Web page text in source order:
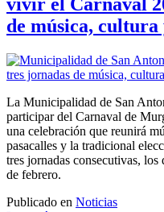
vivir el Carnaval
de música,
La Municipalidad de San
participar del Carnaval de
una celebración que reunirá
pasacalles y la tradicional
tres jornadas consecutivas,
de febrero.
Publicado en Noticias